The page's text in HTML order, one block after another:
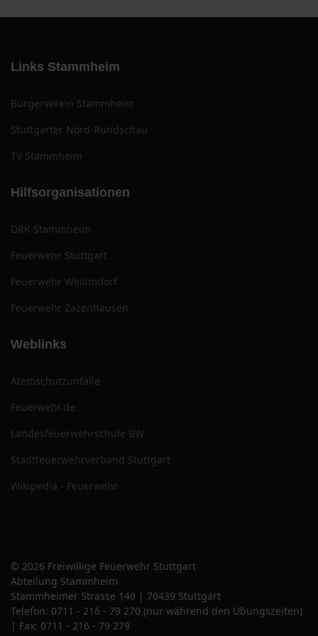
Links Stammheim
Bürgerverein Stammheim
Stuttgarter Nord-Rundschau
TV Stammheim
Hilfsorganisationen
DRK Stammheim
Feuerwehr Stuttgart
Feuerwehr Weilimdorf
Feuerwehr Zazenhausen
Weblinks
Atemschutzunfälle
Feuerwehr.de
Landesfeuerwehrschule BW
Stadtfeuerwehrverband Stuttgart
Wikipedia - Feuerwehr
© 2026 Freiwillige Feuerwehr Stuttgart
Abteilung Stammheim
Stammheimer Strasse 140 | 70439 Stuttgart
Telefon: 0711 - 216 - 79 270 (nur während den Übungszeiten)
| Fax: 0711 - 216 - 79 279